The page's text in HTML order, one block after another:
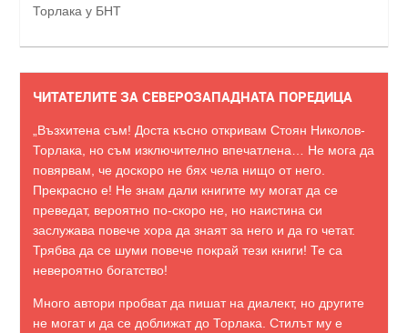
Торлака у БНТ
ЧИТАТЕЛИТЕ ЗА СЕВЕРОЗАПАДНАТА ПОРЕДИЦА
„Възхитена съм! Доста късно откривам Стоян Николов-
Торлака, но съм изключително впечатлена… Не мога да
повярвам, че доскоро не бях чела нищо от него.
Прекрасно е! Не знам дали книгите му могат да се
преведат, вероятно по-скоро не, но наистина си
заслужава повече хора да знаят за него и да го четат.
Трябва да се шуми повече покрай тези книги! Те са
невероятно богатство!
Много автори пробват да пишат на диалект, но другите
не могат и да се доближат до Торлака. Стилът му е